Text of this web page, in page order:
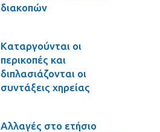
διακοπών
Καταργούνται οι
περικοπές και
διπλασιάζονται οι
συντάξεις χηρείας
Αλλαγές στο ετήσιο